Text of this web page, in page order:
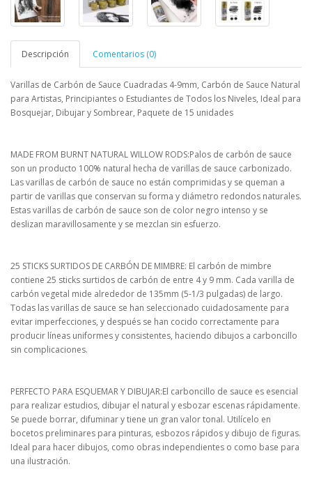
Descripción Comentarios (0)
Varillas de Carbón de Sauce Cuadradas 4-9mm, Carbón de Sauce Natural
para Artistas, Principiantes o Estudiantes de Todos los Niveles, Ideal para
Bosquejar, Dibujar y Sombrear, Paquete de 15 unidades
MADE FROM BURNT NATURAL WILLOW RODS:Palos de carbón de sauce
son un producto 100% natural hecha de varillas de sauce carbonizado.
Las varillas de carbón de sauce no están comprimidas y se queman a
partir de varillas que conservan su forma y diámetro redondos naturales.
Estas varillas de carbón de sauce son de color negro intenso y se
deslizan maravillosamente y se mezclan sin esfuerzo.
25 STICKS SURTIDOS DE CARBÓN DE MIMBRE: El carbón de mimbre
contiene 25 sticks surtidos de carbón de entre 4 y 9 mm. Cada varilla de
carbón vegetal mide alrededor de 135mm (5-1/3 pulgadas) de largo.
Todas las varillas de sauce se han seleccionado cuidadosamente para
evitar imperfecciones, y después se han cocido correctamente para
producir líneas uniformes y consistentes, haciendo dibujos a carboncillo
sin complicaciones.
PERFECTO PARA ESQUEMAR Y DIBUJAR:El carboncillo de sauce es esencial
para realizar estudios, dibujar el natural y esbozar escenas rápidamente.
Se puede borrar, difuminar y tiene un gran valor tonal. Utilícelo en
bocetos preliminares para pinturas, esbozos rápidos y dibujo de figuras.
Ideal para hacer dibujos, como obras independientes o como base para
una ilustración.